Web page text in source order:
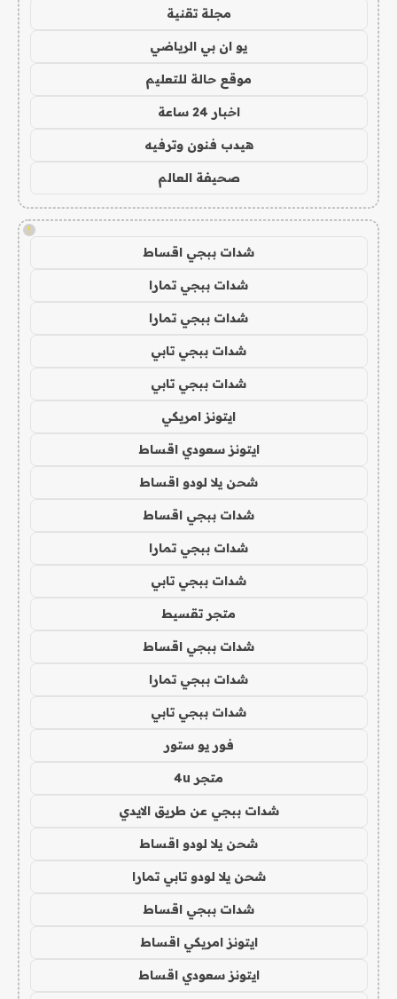
مجلة تقنية
يو ان بي الرياضي
موقع حالة للتعليم
اخبار 24 ساعة
هيدب فنون وترفيه
صحيفة العالم
!
شدات ببجي اقساط
شدات ببجي تمارا
شدات ببجي تمارا
شدات ببجي تابي
شدات ببجي تابي
ايتونز امريكي
ايتونز سعودي اقساط
شحن يلا لودو اقساط
شدات ببجي اقساط
شدات ببجي تمارا
شدات ببجي تابي
متجر تقسيط
شدات ببجي اقساط
شدات ببجي تمارا
شدات ببجي تابي
فور يو ستور
متجر 4u
شدات ببجي عن طريق الايدي
شحن يلا لودو اقساط
شحن يلا لودو تابي تمارا
شدات ببجي اقساط
ايتونز امريكي اقساط
ايتونز سعودي اقساط